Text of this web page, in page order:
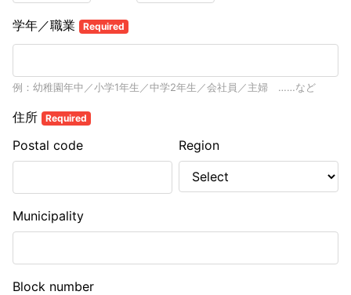
学年／職業 Required
例：幼稚園年中／小学1年生／中学2年生／会社員／主婦 ……など
住所 Required
Postal code Region
Municipality
Block number